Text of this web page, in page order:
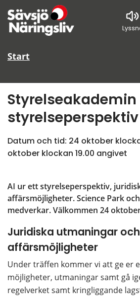
Start
styrelseperspektiv
Datum och tid: 24 oktober
oktober klockan 19.00 angivet
AI ur ett styrelseperspektiv,
affärsmöjligheter. Science Park
medverkar. Välkommen 24
Juridiska utmaningar och
affärsmöjligheter
Under träffen kommer vi att ge er
möjligheter, utmaningar samt gå
regelverket samt kringliggande